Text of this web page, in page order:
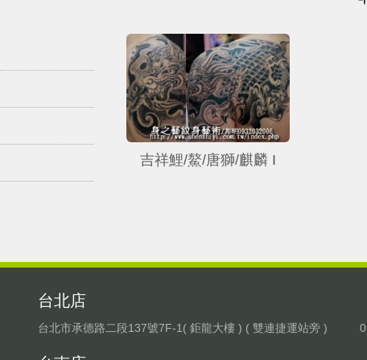
吉祥鯉/鰲/唐獅/麒麟 I
台北店
台北市承德路二段137號7F-1( 鉅龍大樓 ) ( 雙連捷運站旁 )